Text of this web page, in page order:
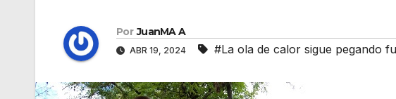
Por JuanMA A
ABR 19, 2024 #La ola de calor sigue pegando